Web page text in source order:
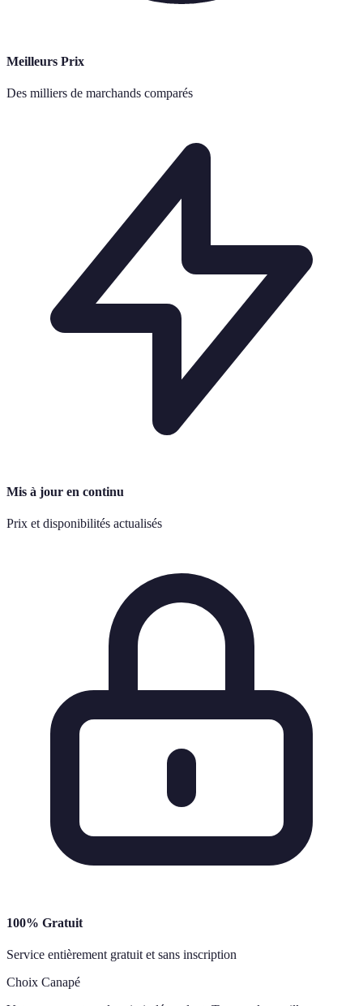
Meilleurs Prix
Des milliers de marchands comparés
Mis à jour en continu
Prix et disponibilités actualisés
100% Gratuit
Service entièrement gratuit et sans inscription
Choix Canapé